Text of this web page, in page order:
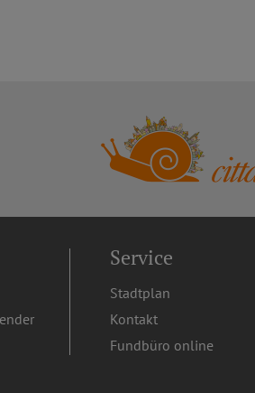
Service
Stadtplan
Kontakt
Fundbüro online